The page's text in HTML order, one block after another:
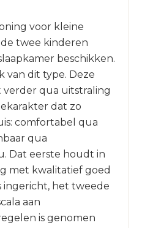
voor kleine
twee kinderen
beschikken.
van dit type. Deze
verder qua uitstraling
dat zo
comfortabel qua
qua
Dat eerste houdt in
met kwalitatief goed
ingericht, het tweede
aan
is genomen